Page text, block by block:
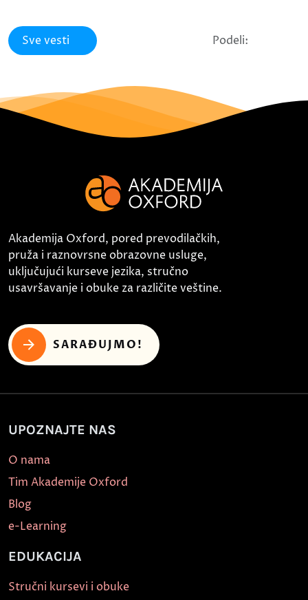
Sve vesti Podeli:
Akademija Oxford, pored prevodilačkih,
pruža i raznovrsne obrazovne usluge,
uključujući kurseve jezika, stručno
usavršavanje i obuke za različite veštine.
SARAĐUJMO!
UPOZNAJTE NAS
O nama
Tim Akademije Oxford
Blog
e-Learning
EDUKACIJA
Stručni kursevi i obuke